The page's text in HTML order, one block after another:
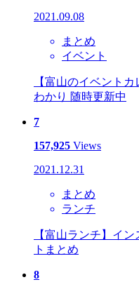
2021.09.08
まとめ
イベント
【富山のイベント
わかり 随時更新中
7
157,925 Views
2021.12.31
まとめ
ランチ
【富山ランチ】イ
トまとめ
8